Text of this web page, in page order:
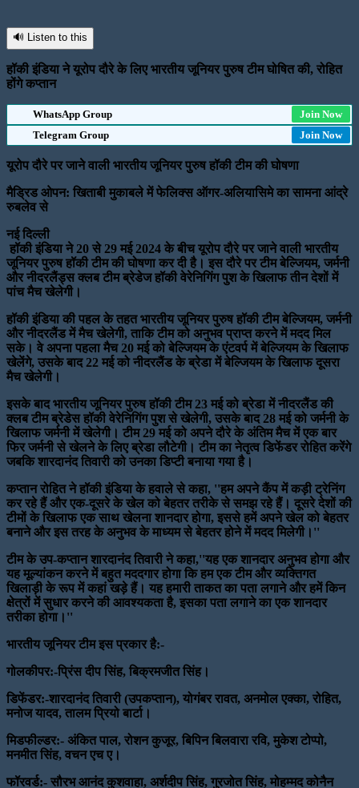
🔊 Listen to this
हॉकी इंडिया ने यूरोप दौरे के लिए भारतीय जूनियर पुरुष टीम घोषित की, रोहित
होंगे कप्तान
WhatsApp Group
Join Now
Telegram Group
Join Now
यूरोप दौरे पर जाने वाली भारतीय जूनियर पुरुष हॉकी टीम की घोषणा
मैड्रिड ओपन: खिताबी मुकाबले में फेलिक्स ऑगर-अलियासिमे का सामना आंद्रे
रुबलेव से
नई दिल्ली
हॉकी इंडिया ने 20 से 29 मई 2024 के बीच यूरोप दौरे पर जाने वाली भारतीय
जूनियर पुरुष हॉकी टीम की घोषणा कर दी है। इस दौरे पर टीम बेल्जियम, जर्मनी
और नीदरलैंड्स क्लब टीम ब्रेडेज हॉकी वेरेनिगिंग पुश के खिलाफ तीन देशों में
पांच मैच खेलेगी।
हॉकी इंडिया की पहल के तहत भारतीय जूनियर पुरुष हॉकी टीम बेल्जियम, जर्मनी
और नीदरलैंड में मैच खेलेगी, ताकि टीम को अनुभव प्राप्त करने में मदद मिल
सके। वे अपना पहला मैच 20 मई को बेल्जियम के एंटवर्प में बेल्जियम के खिलाफ
खेलेंगे, उसके बाद 22 मई को नीदरलैंड के ब्रेडा में बेल्जियम के खिलाफ दूसरा
मैच खेलेगी।
इसके बाद भारतीय जूनियर पुरुष हॉकी टीम 23 मई को ब्रेडा में नीदरलैंड की
क्लब टीम ब्रेडेस हॉकी वेरेनिगिंग पुश से खेलेगी, उसके बाद 28 मई को जर्मनी के
खिलाफ जर्मनी में खेलेगी। टीम 29 मई को अपने दौरे के अंतिम मैच में एक बार
फिर जर्मनी से खेलने के लिए ब्रेडा लौटेगी। टीम का नेतृत्व डिफेंडर रोहित करेंगे
जबकि शारदानंद तिवारी को उनका डिप्टी बनाया गया है।
कप्तान रोहित ने हॉकी इंडिया के हवाले से कहा, ''हम अपने कैंप में कड़ी ट्रेनिंग
कर रहे हैं और एक-दूसरे के खेल को बेहतर तरीके से समझ रहे हैं। दूसरे देशों की
टीमों के खिलाफ एक साथ खेलना शानदार होगा, इससे हमें अपने खेल को बेहतर
बनाने और इस तरह के अनुभव के माध्यम से बेहतर होने में मदद मिलेगी।''
टीम के उप-कप्तान शारदानंद तिवारी ने कहा,''यह एक शानदार अनुभव होगा और
यह मूल्यांकन करने में बहुत मददगार होगा कि हम एक टीम और व्यक्तिगत
खिलाड़ी के रूप में कहां खड़े हैं। यह हमारी ताकत का पता लगाने और हमें किन
क्षेत्रों में सुधार करने की आवश्यकता है, इसका पता लगाने का एक शानदार
तरीका होगा।''
भारतीय जूनियर टीम इस प्रकार है:-
गोलकीपर:-प्रिंस दीप सिंह, बिक्रमजीत सिंह।
डिफेंडर:-शारदानंद तिवारी (उपकप्तान), योगंबर रावत, अनमोल एक्का, रोहित,
मनोज यादव, तालम प्रियो बार्टा।
मिडफील्डर:- अंकित पाल, रोशन कुजूर, बिपिन बिलवारा रवि, मुकेश टोप्पो,
मनमीत सिंह, वचन एच ए।
फॉरवर्ड:- सौरभ आनंद कुशवाहा, अर्शदीप सिंह, गुरजोत सिंह, मोहम्मद कोनैन